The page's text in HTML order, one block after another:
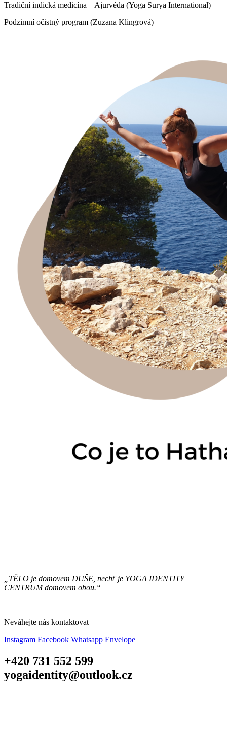
Tradiční indická medicína – Ajurvéda (Yoga Surya International)
Podzimní očistný program (Zuzana Klingrová)
„TĚLO je domovem DUŠE, nechť je YOGA IDENTITY
CENTRUM domovem obou.“
Neváhejte nás kontaktovat
Instagram Facebook Whatsapp Envelope
+420 731 552 599
yogaidentity@outlook.cz